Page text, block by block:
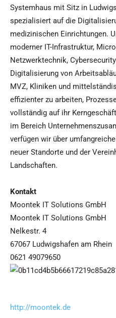
Systemhaus mit Sitz in
spezialisiert auf die
medizinischen Einrichtungen.
moderner IT-Infrastruktur,
Netzwerktechnik,
Digitalisierung von
MVZ, Kliniken und
effizienter zu arbeiten,
vollständig auf ihr
im Bereich
verfügen wir über
neuer Standorte und der
Landschaften.
Kontakt
Moontek IT Solutions GmbH
Moontek IT Solutions GmbH
Nelkestr. 4
67067 Ludwigshafen am Rhein
0621 49079650
http://moontek.de